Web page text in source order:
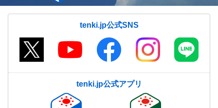
tenki.jp公式SNS
tenki.jp公式アプリ